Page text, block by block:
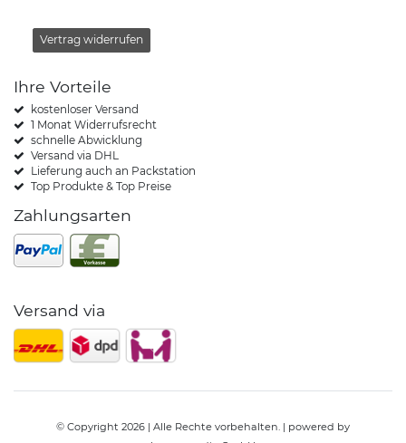
Vertrag widerrufen
Ihre Vorteile
kostenloser Versand
1 Monat Widerrufsrecht
schnelle Abwicklung
Versand via DHL
Lieferung auch an Packstation
Top Produkte & Top Preise
Zahlungsarten
Versand via
© Copyright 2026 | Alle Rechte vorbehalten. | powered by